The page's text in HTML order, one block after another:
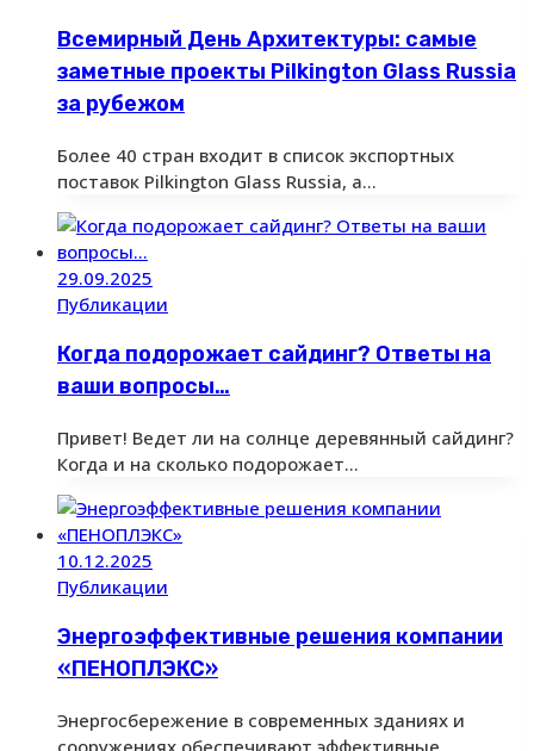
Всемирный День Архитектуры: самые
заметные проекты Pilkington Glass Russia
за рубежом
Более 40 стран входит в список экспортных
поставок Pilkington Glass Russia, а…
29.09.2025
Публикации
Когда подорожает сайдинг? Ответы на
ваши вопросы…
Привет! Ведет ли на солнце деревянный сайдинг?
Когда и на сколько подорожает…
10.12.2025
Публикации
Энергоэффективные решения компании
«ПЕНОПЛЭКС»
Энергосбережение в современных зданиях и